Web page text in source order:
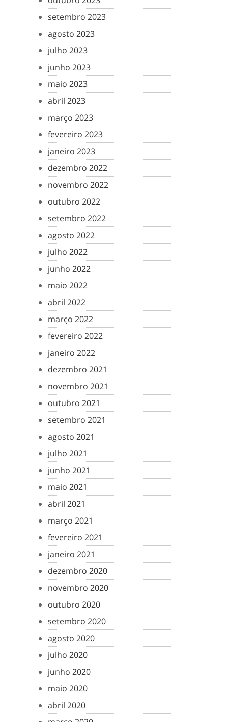
setembro 2023
agosto 2023
julho 2023
junho 2023
maio 2023
abril 2023
março 2023
fevereiro 2023
janeiro 2023
dezembro 2022
novembro 2022
outubro 2022
setembro 2022
agosto 2022
julho 2022
junho 2022
maio 2022
abril 2022
março 2022
fevereiro 2022
janeiro 2022
dezembro 2021
novembro 2021
outubro 2021
setembro 2021
agosto 2021
julho 2021
junho 2021
maio 2021
abril 2021
março 2021
fevereiro 2021
janeiro 2021
dezembro 2020
novembro 2020
outubro 2020
setembro 2020
agosto 2020
julho 2020
junho 2020
maio 2020
abril 2020